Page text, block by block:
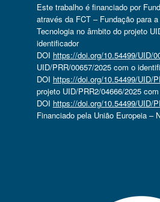
Este trabalho é financiado por
através da FCT – Fundação para
Tecnologia no âmbito do projeto
identificador
DOI https://doi.org/10.54499/UID/
UID/PRR/00657/2025 com o
DOI https://doi.org/10.54499/UID/
projeto UID/PRR2/04666/2025
DOI https://doi.org/10.54499/UID/
Financiado pela União Europeia –